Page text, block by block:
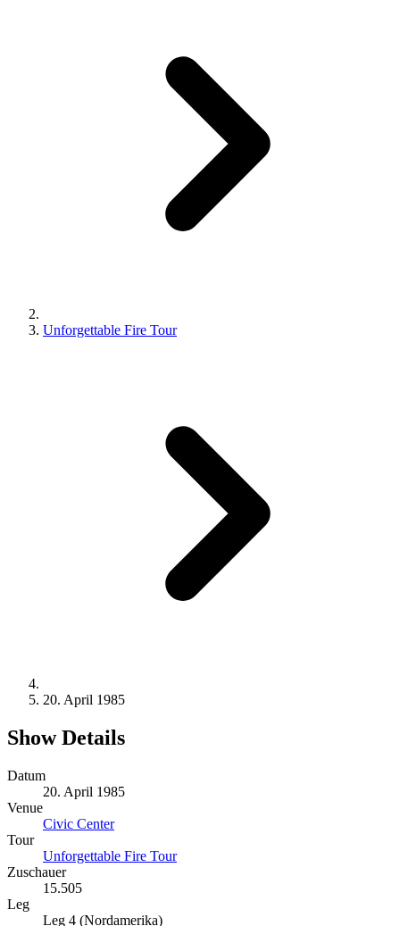
Unforgettable Fire Tour
20. April 1985
Show Details
Datum
20. April 1985
Venue
Civic Center
Tour
Unforgettable Fire Tour
Zuschauer
15.505
Leg
Leg 4 (Nordamerika)